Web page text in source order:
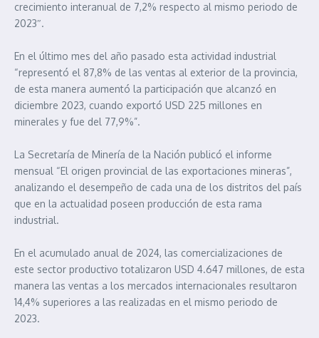
crecimiento interanual de 7,2% respecto al mismo periodo de
2023″.
En el último mes del año pasado esta actividad industrial
“representó el 87,8% de las ventas al exterior de la provincia,
de esta manera aumentó la participación que alcanzó en
diciembre 2023, cuando exportó USD 225 millones en
minerales y fue del 77,9%”.
La Secretaría de Minería de la Nación publicó el informe
mensual “El origen provincial de las exportaciones mineras”,
analizando el desempeño de cada una de los distritos del país
que en la actualidad poseen producción de esta rama
industrial.
En el acumulado anual de 2024, las comercializaciones de
este sector productivo totalizaron USD 4.647 millones, de esta
manera las ventas a los mercados internacionales resultaron
14,4% superiores a las realizadas en el mismo periodo de
2023.